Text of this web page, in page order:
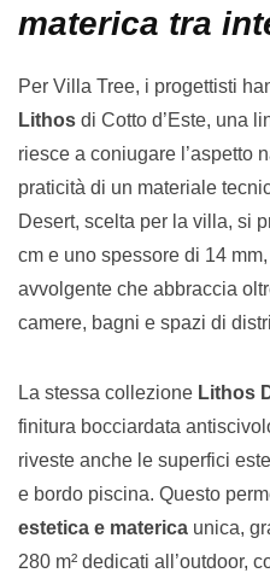
materica tra
Per Villa Tree, i progettisti
Lithos di Cotto d’Este, una
riesce a coniugare l’aspetto
praticità di un materiale
Desert, scelta per la villa, si
cm e uno spessore di 14
avvolgente che abbraccia
camere, bagni e spazi di
La stessa collezione Lithos
finitura bocciardata
riveste anche le superfici
e bordo piscina. Questo
estetica e materica unica,
280 m² dedicati all’outdoor,